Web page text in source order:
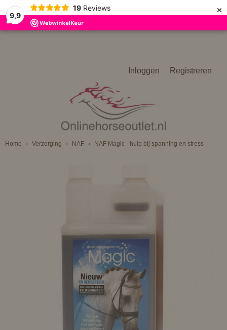
9,9
19 Reviews ×
Inloggen Registreren
Home › Verzorging › NAF › NAF Magic - hulp bij spanning en stress